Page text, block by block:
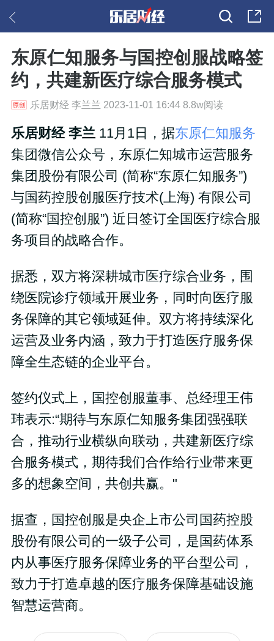
东原仁知服务与国控创服战略签
约，共建新医疗综合服务模式
乐居财经 李兰兰 2023-11-01 16:44 8.8w阅读
乐居财经 李兰11月1日，据东原仁知服务
集团微信公众号，东原仁知城市运营服务
集团股份有限公司 (简称“东原仁知服务”)
与国药控股创服医疗技术(上海) 有限公司
(简称“国控创服”) 近日签订全国医疗综合服
务项目的战略合作。
据悉，双方将深耕城市医疗综合业务，围
绕医院诊疗领域开展业务，同时向医疗服
务保障的其它领域延伸。双方将持续深化
运营及业务内涵，致力于打造医疗服务保
障全生态链的企业平台。
签约仪式上，国控创服董事、总经理王伟
玮表示:“期待与东原仁知服务集团强强联
合，推动行业横纵向联动，共建新医疗综
合服务模式，期待我们合作给行业带来更
多的想象空间，共创共赢。"
据查，国控创服是央企上市公司国药控股
股份有限公司的一级子公司，是国药体系
内从事医疗服务保障业务的平台型公司，
致力于打造卓越的医疗服务保障基础设施
智慧运营商。